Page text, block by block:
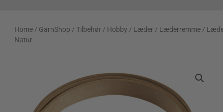
Home / GarnShop / Tilbehør / Hobby / Læder / Læderremme /
Natur